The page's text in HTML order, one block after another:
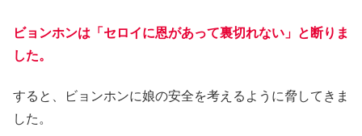
ビョンホンは「セロイに恩があって裏切れない」と断りま
した。
すると、ビョンホンに娘の安全を考えるように脅してきま
した。